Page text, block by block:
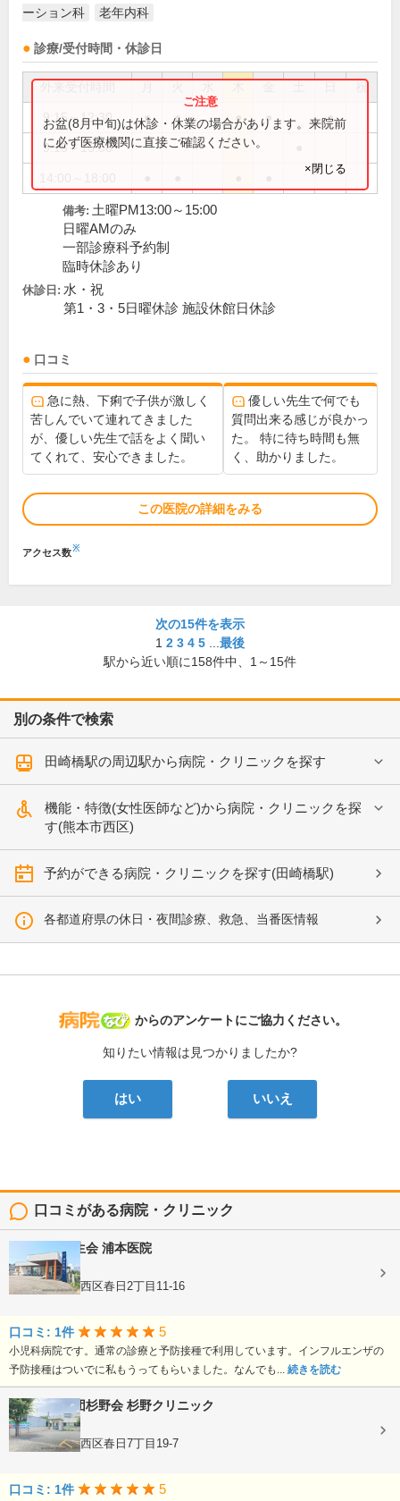
ーション科
老年内科
診療/受付時間・休診日
祝
9:15～12:30 ● ● ● ● ●
9:15～15:00
お盆(8月中旬)は休診・休業の場合があります。来院前
に必ず医療機関に直接ご確認ください。
×閉じる
備考: 土曜PM13:00～15:00
日曜AMのみ
一部診療科予約制
臨時休診あり
休診日: 水・祝
第1・3・5日曜休診 施設休館日休診
口コミ
急に熱、下痢で子供が激しく
苦しんでいて連れてきました
が、優しい先生で話をよく聞い
てくれて、安心できました。
優しい先生で何でも
質問出来る感じが良かっ
た。 特に待ち時間も無
く、助かりました。
この医院の詳細をみる
アクセス数※
次の15件を表示
1 2 3 4 5
最後
駅から近い順に158件中、 1～15件
別の条件で検索
田崎橋駅の周辺駅から病院・クリニックを探す
機能・特徴(女性医師など)から病院・クリニックを探
す(熊本市西区)
予約ができる病院・クリニックを探す(田崎橋駅)
各都道府県の休日・夜間診療、救急、当番医情報
病院なび
からのアンケートにご協力ください。
知りたい情報は見つかりましたか?
はい いいえ
口コミがある病院・クリニック
医療法人龍生会 浦本医院
内科, 小児科
熊本県熊本市西区春日2丁目11-16
口コミ: 1件 5
小児科病院です。通常の診療と予防接種で利用しています。インフルエンザの
予防接種はついでに私もうってもらいました。なんでも... 続きを読む
医療法人社団杉野会 杉野クリニック
内科, 小児科
熊本県熊本市西区春日7丁目19-7
口コミ: 1件 5